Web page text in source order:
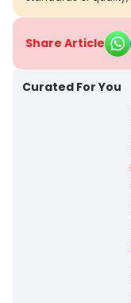
Share Article
Curated For You